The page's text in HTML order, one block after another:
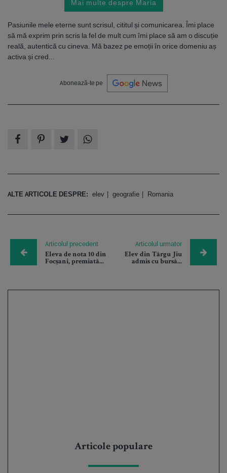
Mai multe despre Maria
Pasiunile mele eterne sunt scrisul, cititul și comunicarea. Îmi place
să mă exprim prin scris la fel de mult cum îmi place să am o discuție
reală, autentică cu cineva. Mă bazez pe emoții în orice domeniu aș
activa și cred...
Abonează-te pe
ALTE ARTICOLE DESPRE: elev geografie Romania
Articolul precedent
Eleva de nota 10 din
Focșani, premiată...
Articolul urmator
Elev din Târgu Jiu
admis cu bursă...
Articole populare